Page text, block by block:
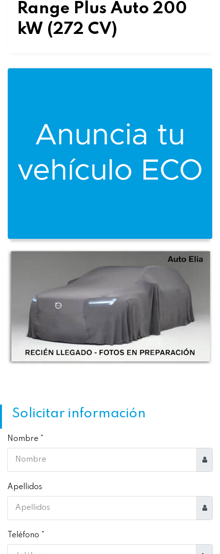
Range Plus Auto 200
kW (272 CV)
Solicitar información
Nombre *
Apellidos
Teléfono *